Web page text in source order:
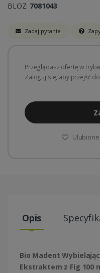
BLOZ: 7081043
Zadaj pytanie
Przeglądasz ofertę w
Zaloguj się, aby przejść
Ulubione
Opis
Bio Madent
Ekstraktem z Fig 100